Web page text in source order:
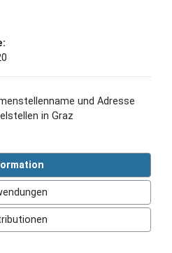
und Adresse
in Graz